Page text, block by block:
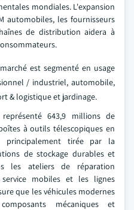
mondiales. L'expansion
automobiles, les fournisseurs
de distribution aidera à
est segmenté en usage
/ industriel, automobile,
& logistique et jardinage.
643,9 millions de
à outils télescopiques en
principalement tirée par la
de stockage durables et
les ateliers de réparation
mobiles et les lignes
que les véhicules modernes
mécaniques et